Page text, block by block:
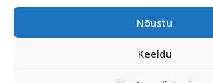
Nõustu
Keeldu
Turismiprofessionaalile
Harju-, Rapla- ja Läänemaa DMO